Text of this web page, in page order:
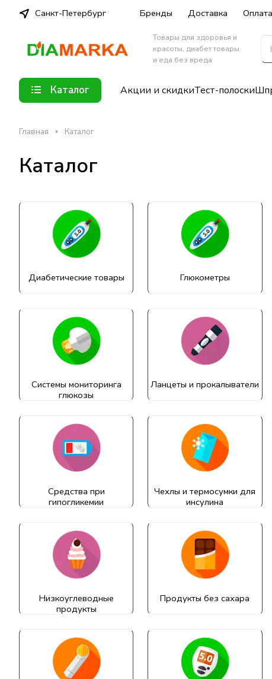
Санкт-Петербург Бренды Доставка Оплата
Товары для здоровья и
красоты, диабет товары
и еда без вреда
Каталог Акции и скидкиТест-полоски
Главная Каталог
Каталог
Диабетические товары Глюкометры
Системы мониторинга
глюкозы
Ланцеты и прокалыватели
Средства при
гипогликемии
Чехлы и термосумки для
инсулина
Низкоуглеводные
продукты
Продукты без сахара